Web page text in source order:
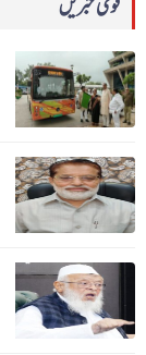
قومی خبریں